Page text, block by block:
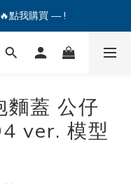
點我購買 — !
點我購買 — !
惠券！🎫
蓋 公仔
ver. 模型